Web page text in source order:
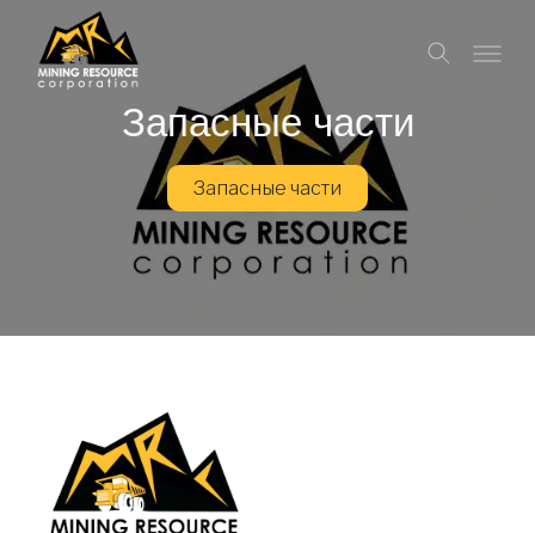
Запасные части
Запасные части